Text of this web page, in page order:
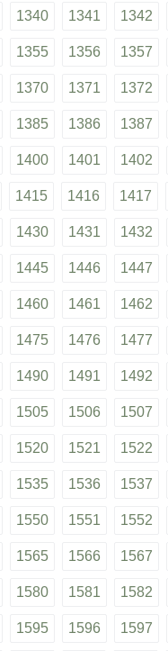
1340 1341 1342
1355 1356 1357
1370 1371 1372
1385 1386 1387
1400 1401 1402
1415 1416 1417
1430 1431 1432
1445 1446 1447
1460 1461 1462
1475 1476 1477
1490 1491 1492
1505 1506 1507
1520 1521 1522
1535 1536 1537
1550 1551 1552
1565 1566 1567
1580 1581 1582
1595 1596 1597